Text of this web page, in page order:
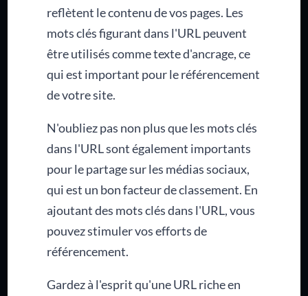
reflètent le contenu de vos pages. Les
mots clés figurant dans l'URL peuvent
être utilisés comme texte d'ancrage, ce
qui est important pour le référencement
de votre site.
N'oubliez pas non plus que les mots clés
dans l'URL sont également importants
pour le partage sur les médias sociaux,
qui est un bon facteur de classement. En
ajoutant des mots clés dans l'URL, vous
pouvez stimuler vos efforts de
référencement.
Gardez à l'esprit qu'une URL riche en